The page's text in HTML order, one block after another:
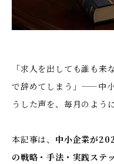
「求人を出しても誰も
で辞めてしまう」——中
うした声を、毎月のよう
本記事は、 中小企業が
の戦略・手法・実践ステ